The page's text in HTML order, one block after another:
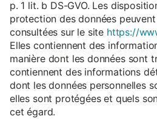
p. 1 lit. b DS-GVO. Les
protection des données
consultées sur le site https://
Elles contiennent des
manière dont les données sont
contiennent des informations
dont les données personnelles
elles sont protégées et quels
cet égard.